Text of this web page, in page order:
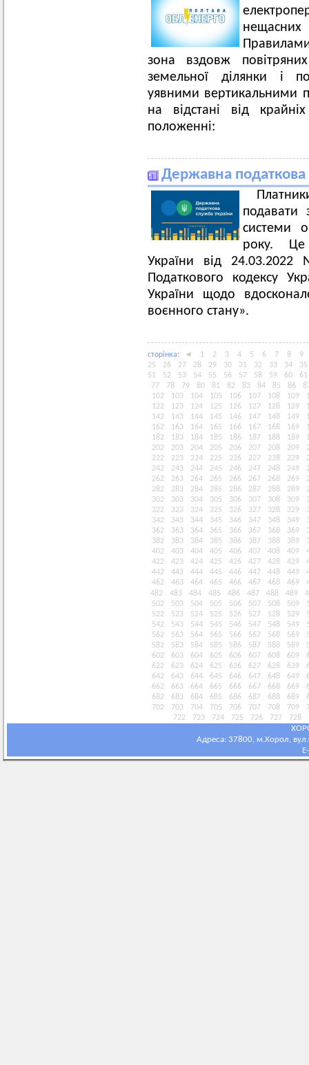
зона вздовж
земельної ділянки і
уявними вертикальними
на відстані від
положенні:
Державна
подавати
системи
року. Це
України від
Податкового кодексу
України щодо
воєнного стану».
сторiнка: ◄ 1 2 3 4 5 6 7 8
9
25
26 27 28 29 30 31 32 33 34
35
51
52 53 54 55 56 57 58 59 60
61
77
78 79 80 81 82 83 84 85 86
102
103 104 105 106 107 108 109
122
123 124 125 126 127 128 129
142
143 144 145 146 147 148 149
162
163 164 165 166 167 168 169
182
183 184 185 186 187 188 189
202
203 204 205 206 207 208 209
222
223 224 225 226 227 228 229
242
243 244 245 246 247 248 249
262
263 264 265 266 267 268 269
282
283 284 285 286 287 288 289
302
303 304 305 306 307 308 309
322
323 324 325 326 327 328 329
342
343 344 345 346 347 348 349
362
363 364 365 366 367 368 369
382
383 384 385 386 387 388 389
402
403 404 405 406 407 408 409
422
423 424 425 426 427 428 429
442
443 444 445 446 447 448 449
462
463 464 465 466 467 468 469
482
483 484 485 486 487 488 489
502
503 504 505 506 507 508 509
522
523 524 525 526 527 528 529
542
543 544 545 546 547 548 549
562
563 564 565 566 567 568 569
582
583 584 585 586 587 588 589
602
603 604 605 606 607 608 609
622
623 624 625 626 627 628 629
642
643 644 645 646 647 648 649
662
663 664 665 666 667 668 669
682
683 684 685 686 687 688 689
702
703 704 705 706 707 708 709
722
723 724 725 726 727 728
Адреса: 37800, м.Хорол,